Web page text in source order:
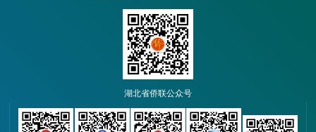
湖北省侨联公众号